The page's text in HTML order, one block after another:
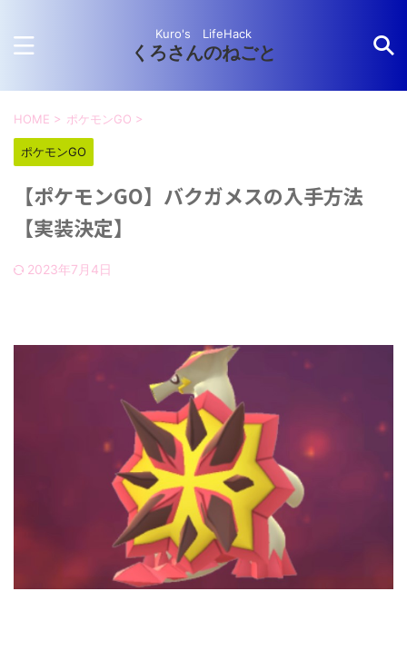
Kuro's LifeHack
くろさんのねごと
HOME > ポケモンGO >
ポケモンGO
【ポケモンGO】バクガメスの入手方法
【実装決定】
2023年7月4日